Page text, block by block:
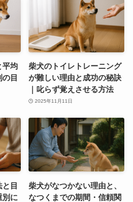
平均
目
柴犬のトイレトレーニング
が難しい理由と成功の秘訣
｜叱らず覚えさせる方法
2025年11月11日
目
別に
柴犬がなつかない理由と、
なつくまでの期間・信頼関